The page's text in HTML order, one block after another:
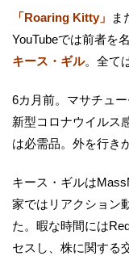
「Roaring Kitty」 ま
YouTubeでは前者を
キース・ギル。全て
6カ月前。マサチュ
新型コロナウイルス
は必需品。外を行き
キース・ギルは
家ではリアクション
た。暇な時間には
セスし、株に関する